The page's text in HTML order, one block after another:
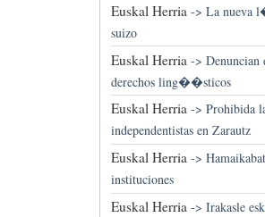
Euskal Herria-> La nueva
suizo
Euskal Herria -> Denuncian
derechos ling��sticos
Euskal Herria-> Prohibida
independentistas en Zarautz
Euskal Herria->
instituciones
Euskal Herria-> Irakasle